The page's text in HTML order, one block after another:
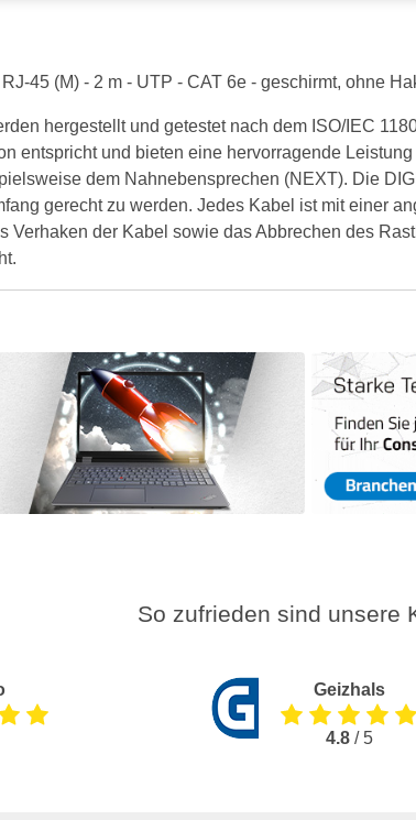
45 (M) - 2 m - UTP - CAT 6e - geschirmt, ohne
hergestellt und getestet nach dem ISO/IEC
entspricht und bieten eine hervorragende
dem Nahnebensprechen (NEXT). Die
gerecht zu werden. Jedes Kabel ist mit einer
Verhaken der Kabel sowie das Abbrechen des
So zufrieden sind unsere
Geizhals
4.8/ 5